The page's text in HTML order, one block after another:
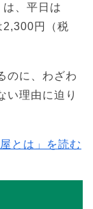
、平日は
2,300円（税
のに、わざわ
い理由に迫り
とは」を読む